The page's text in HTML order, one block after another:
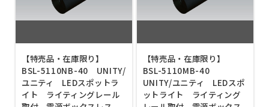
【特売品・在庫限り】
BSL-5110NB-40 UNITY/
ユニティ LEDスポットラ
イト ライティングレール
【特売品・在庫限り】
BSL-5110MB-40
UNITY/ユニティ LEDスポ
ットライト ライティング